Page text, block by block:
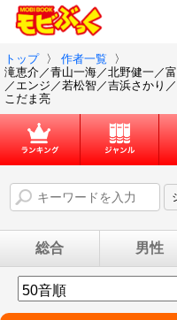
トップ 〉 作者一覧
〉
滝恵介／青山一海／北野健一／
／エンジ／若松智／吉浜さかり
こだま亮
総合 男性